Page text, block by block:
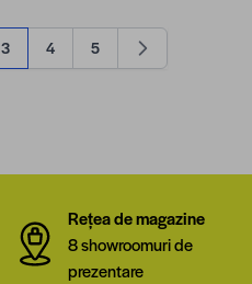
în acest moment citești pagina
3 Pagină
4 Pagină
5
Rețea de magazine
8 showroomuri de
prezentare